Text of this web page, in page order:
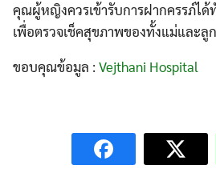
คุณผู้หญิงควรเข้ารับการฝากครรภ์ได้
เพื่อตรวจเช็คสุขภาพของทั้งแม่และลู
ขอบคุณข้อมูล : Vejthani Hospital